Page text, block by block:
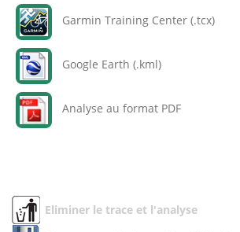
Garmin Training Center (.tcx)
Google Earth (.kml)
Analyse au format PDF
Eliminer le trace et l'analyse